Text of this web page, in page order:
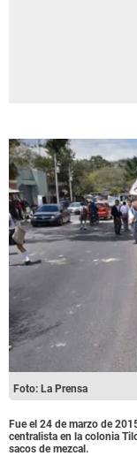
Foto: La Prensa
Fue el 24 de marzo de
centralista en la colonia
sacos de mezcal.